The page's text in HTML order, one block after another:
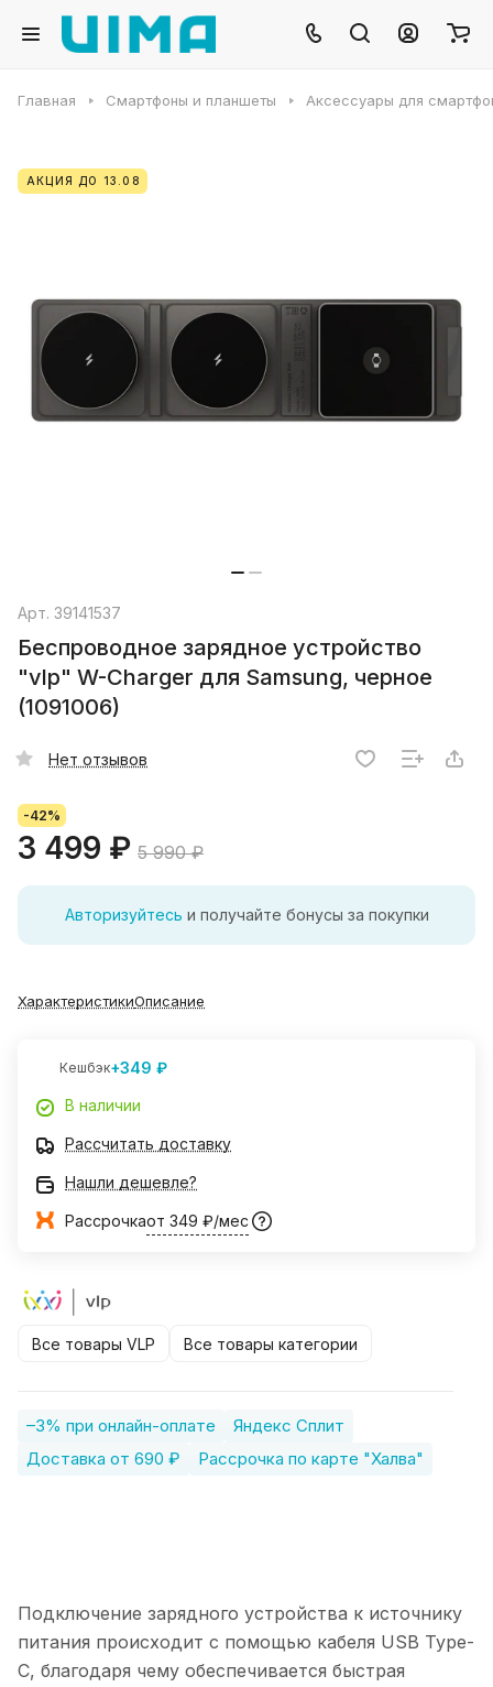
Главная Смартфоны и планшеты Аксессуары для
АКЦИЯ ДО 13.08
Арт. 39141537
Беспроводное зарядное устройство
"vlp" W-Charger для Samsung, черное
(1091006)
Нет отзывов
-42%
3 499 ₽ 5 990 ₽
Авторизуйтесь и получайте бонусы за покупки
ХарактеристикиОписание
Кешбэк+349 ₽
В наличии
Рассчитать доставку
Нашли дешевле?
Рассрочкаот 349 ₽/мес
Все товары VLP Все товары категории
–3% при онлайн-оплате
Яндекс Сплит
Доставка от 690 ₽
Рассрочка по карте "Халва"
Подключение зарядного устройства к источнику
питания происходит с помощью кабеля USB Type-
С, благодаря чему обеспечивается быстрая